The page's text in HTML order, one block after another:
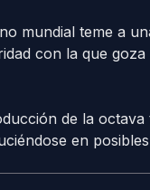
mundial teme a
con la que
de la
en